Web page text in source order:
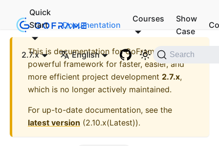
Quick
Start
Documentation
Courses
Show
Case
2.7.x English Search
This is documentation forGoFrame - A
powerful framework for faster, easier, and
more efficient project development 2.7.x,
which is no longer actively maintained.
For up-to-date documentation, see the
latest version (2.10.x(Latest)).